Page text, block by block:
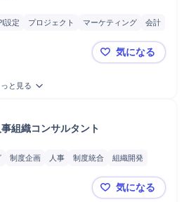
設定 プロジェクト マーケティング
会計
攻めるCFO
気になる
っと見る
組織コンサルタント
制度企画 人事 制度統合
組織開発
NRI(野村総
気になる